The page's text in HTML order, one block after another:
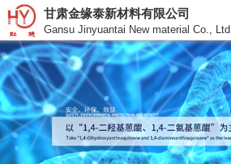
甘肃金缘泰新材料有限公司
Gansu Jinyuantai New material Co., Ltd.